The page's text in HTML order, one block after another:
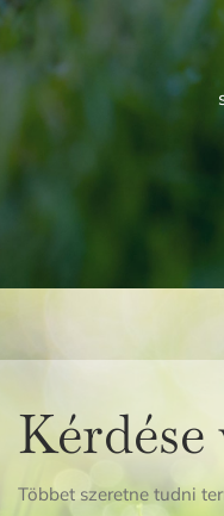
Kérdése
Többet szeretne tudni